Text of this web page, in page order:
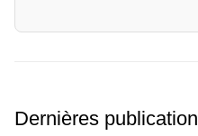
Dernières